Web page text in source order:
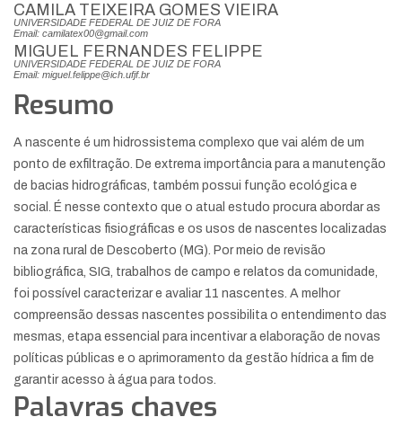
CAMILA TEIXEIRA GOMES VIEIRA
UNIVERSIDADE FEDERAL DE JUIZ DE FORA
Email: camilatex00@gmail.com
MIGUEL FERNANDES FELIPPE
UNIVERSIDADE FEDERAL DE JUIZ DE FORA
Email: miguel.felippe@ich.ufjf.br
Resumo
A nascente é um hidrossistema complexo que vai além de um
ponto de exfiltração. De extrema importância para a manutenção
de bacias hidrográficas, também possui função ecológica e
social. É nesse contexto que o atual estudo procura abordar as
características fisiográficas e os usos de nascentes localizadas
na zona rural de Descoberto (MG). Por meio de revisão
bibliográfica, SIG, trabalhos de campo e relatos da comunidade,
foi possível caracterizar e avaliar 11 nascentes. A melhor
compreensão dessas nascentes possibilita o entendimento das
mesmas, etapa essencial para incentivar a elaboração de novas
políticas públicas e o aprimoramento da gestão hídrica a fim de
garantir acesso à água para todos.
Palavras chaves